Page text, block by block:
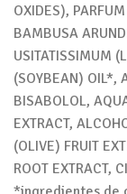
OXIDES),
BAMBUSA
USITATISSIMUM
(SOYBEAN) OIL*,
BISABOLOL,
EXTRACT,
(OLIVE) FRUIT
ROOT EXTRACT,